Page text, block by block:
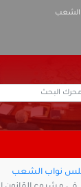
الشعب
نواب الشعب